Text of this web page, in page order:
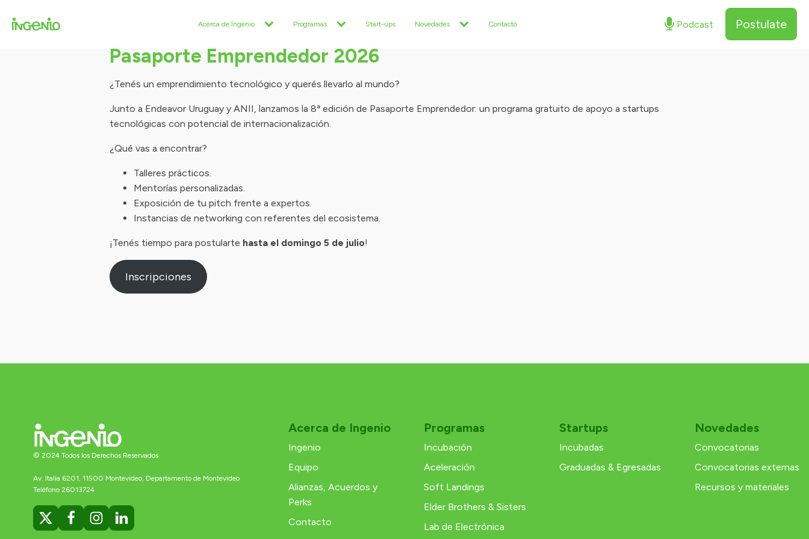
Acerca de Ingenio Programas Start-ups Novedades Contacto Podcast Postulate
Pasaporte Emprendedor 2026
¿Tenés un emprendimiento tecnológico y querés llevarlo al mundo?
Junto a Endeavor Uruguay y ANII, lanzamos la 8ª edición de Pasaporte Emprendedor: un programa gratuito de apoyo a startups
tecnológicas con potencial de internacionalización.
¿Qué vas a encontrar?
Talleres prácticos.
Mentorías personalizadas.
Exposición de tu pitch frente a expertos.
Instancias de networking con referentes del ecosistema.
¡Tenés tiempo para postularte hasta el domingo 5 de julio!
Inscripciones
© 2024 Todos los Derechos Reservados
Av. Italia 6201, 11500 Montevideo, Departamento de Montevideo
Teléfono 26013724
Acerca de Ingenio
Ingenio
Equipo
Alianzas, Acuerdos y
Perks
Contacto
Programas
Incubación
Aceleración
Soft Landings
Elder Brothers & Sisters
Lab de Electrónica
Startups
Incubadas
Graduadas & Egresadas
Novedades
Convocatorias
Convocatorias externas
Recursos y materiales